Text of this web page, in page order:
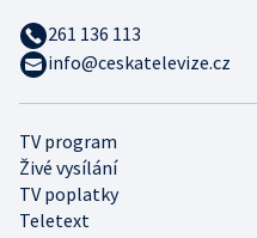
TV program
Živé vysílání
TV poplatky
Teletext
261 136 113
info@ceskatelevize.cz